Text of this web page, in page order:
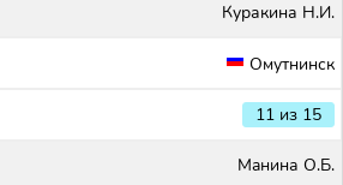
Куракина Н.И.
Омутнинск
11 из 15
Maнина О.Б.